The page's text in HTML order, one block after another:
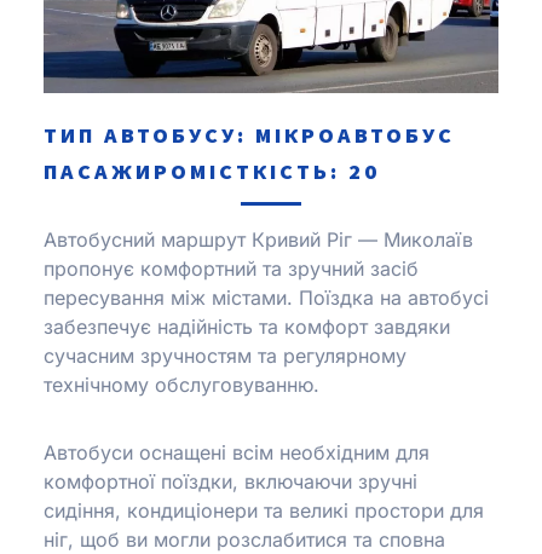
ТИП АВТОБУСУ: МІКРОАВТОБУС
ПАСАЖИРОМІСТКІСТЬ: 20
Автобусний маршрут Кривий Ріг — Миколаїв
пропонує комфортний та зручний засіб
пересування між містами. Поїздка на автобусі
забезпечує надійність та комфорт завдяки
сучасним зручностям та регулярному
технічному обслуговуванню.
Автобуси оснащені всім необхідним для
комфортної поїздки, включаючи зручні
сидіння, кондиціонери та великі простори для
ніг, щоб ви могли розслабитися та сповна